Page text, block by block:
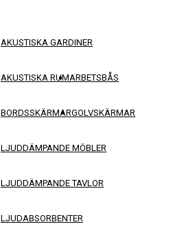
AKUSTISKA GARDINER
AKUSTISKA RUMARBETSBÅS
BORDSSKÄRMARGOLVSKÄRMAR
LJUDDÄMPANDE MÖBLER
LJUDDÄMPANDE TAVLOR
LJUDABSORBENTER